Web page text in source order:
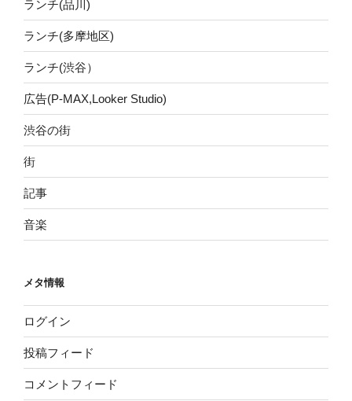
ランチ(品川)
ランチ(多摩地区)
ランチ(渋谷）
広告(P-MAX,Looker Studio)
渋谷の街
街
記事
音楽
メタ情報
ログイン
投稿フィード
コメントフィード